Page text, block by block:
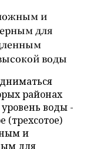
и
для
воды
районах
воды -
(трехсотое)
и
для